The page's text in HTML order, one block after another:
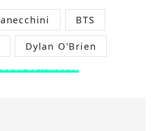
BTS
Dylan O'Brien
OS FAMOSOS